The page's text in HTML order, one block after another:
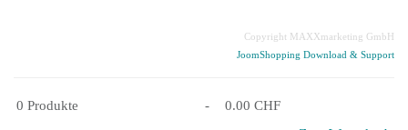
Copyright MAXXmarketing GmbH
JoomShopping Download & Support
0 Produkte -
0.00 CHF